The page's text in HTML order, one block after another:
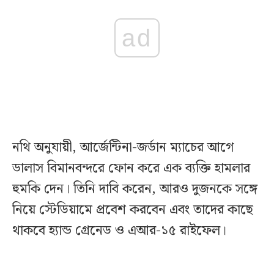
ad
নথি অনুযায়ী, আর্জেন্টিনা-জর্ডান ম্যাচের আগে
ডালাস বিমানবন্দরে ফোন করে এক ব্যক্তি হামলার
হুমকি দেন। তিনি দাবি করেন, আরও দুজনকে সঙ্গে
নিয়ে স্টেডিয়ামে প্রবেশ করবেন এবং তাদের কাছে
থাকবে হ্যান্ড গ্রেনেড ও এআর-১৫ রাইফেল।